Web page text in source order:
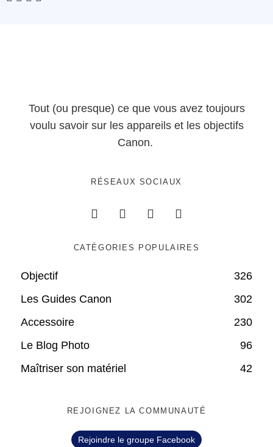
Tout (ou presque) ce que vous avez toujours
voulu savoir sur les appareils et les objectifs
Canon.
RÉSEAUX SOCIAUX
CATÉGORIES POPULAIRES
Objectif
326
Les Guides Canon
302
Accessoire
230
Le Blog Photo
96
Maîtriser son matériel
42
REJOIGNEZ LA COMMUNAUTÉ
Rejoindre le groupe Facebook